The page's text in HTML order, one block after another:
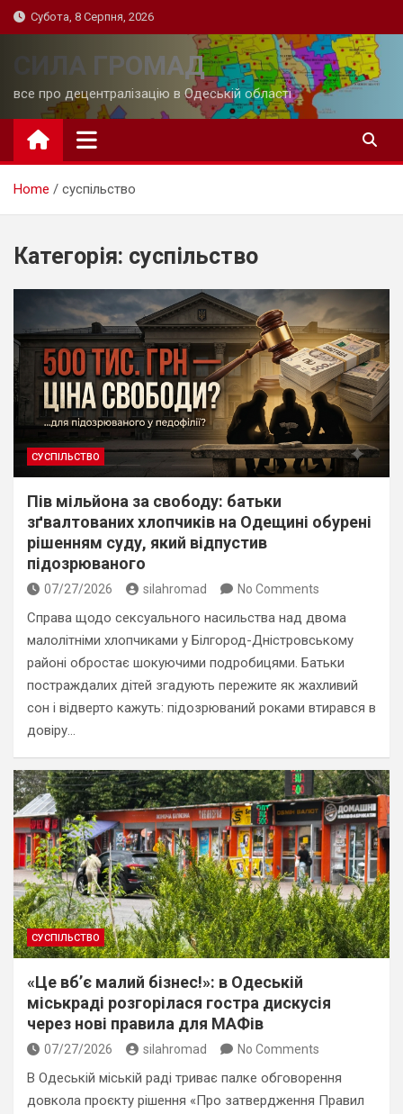
Skip
to
Субота, 8 Серпня, 2026
СИЛА ГРОМАД
все про децентралізацію в Одеській області
Home суспільство
Категорія: суспільство
СУСПІЛЬСТВО
Пів мільйона за свободу: батьки
зґвалтованих хлопчиків на Одещині обурені
рішенням суду, який відпустив
підозрюваного
07/27/2026 silahromad No Comments
Справа щодо сексуального насильства над двома
малолітніми хлопчиками у Білгород-Дністровському
районі обростає шокуючими подробицями. Батьки
постраждалих дітей згадують пережите як жахливий
сон і відверто кажуть: підозрюваний роками втирався в
довіру…
СУСПІЛЬСТВО
«Це вб’є малий бізнес!»: в Одеській
міськраді розгорілася гостра дискусія
через нові правила для МАФів
07/27/2026 silahromad No Comments
В Одеській міській раді триває палке обговорення
довкола проєкту рішення «Про затвердження Правил